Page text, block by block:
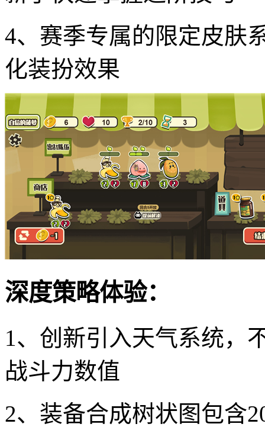
4、赛季专属的限定皮肤
化装扮效果
深度策略体验：
1、创新引入天气系统，
战斗力数值
2、装备合成树状图包含